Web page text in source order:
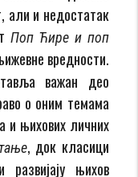
али и недостатак
Поп Ћире и поп
вредности.
важан део
о оним темама
и њихових личних
, док класици
њихов